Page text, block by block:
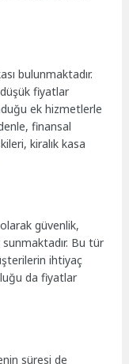
bulunmaktadır.
fiyatlar
ek hizmetlerle
finansal
kiralık kasa
güvenlik,
Bu tür
ihtiyaç
da fiyatlar
süresi de